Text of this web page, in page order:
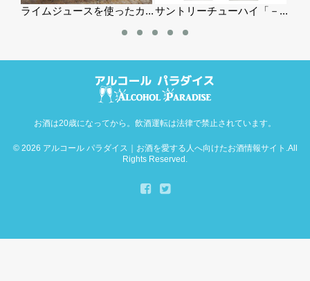
ライムジュースを使ったカ...サントリーチューハイ「－...
お酒は20歳になってから。飲酒運転は法律で禁止されています。
© 2026 アルコール パラダイス｜お酒を愛する人へ向けたお酒情報サイト .All
Rights Reserved.